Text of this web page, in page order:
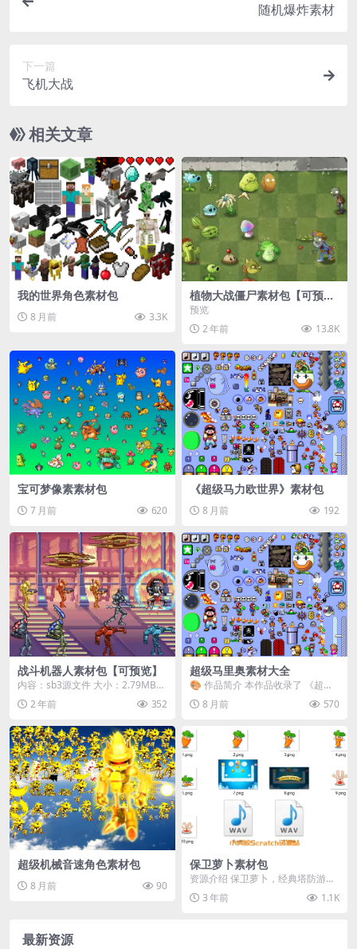
随机爆炸素材
下一篇
飞机大战
相关文章
我的世界角色素材包
8 月前 3.3K
植物大战僵尸素材包【可预
览】
预览
2 年前
13.8K
宝可梦像素素材包
7 月前 620
《超级马力欧世界》素材包
8 月前 192
战斗机器人素材包【可预览】
内容：sb3源文件 大小：2.79MB
下载方式：本地下载 | 百度网盘 预
览 2 年前 352
超级马里奥素材大全
🎨 作品简介 本作品收录了 《超级
马里奥世界》（Super Mario Wor
l... 8 月前 570
超级机械音速角色素材包
8 月前 90
保卫萝卜素材包
资源介绍 保卫萝卜，经典塔防游戏
的完美再现！小虎鲸Scratch资源站
为你提供一...
3 年前 1.1K
最新资源